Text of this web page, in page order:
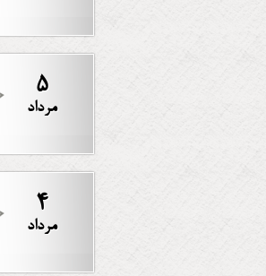
5
مرداد
4
مرداد